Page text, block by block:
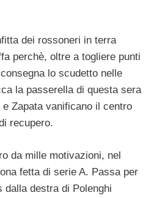
dei rossoneri in terra
perchè, oltre a togliere punti
lo scudetto nelle
la passerella di questa sera
e Zapata vanificano il centro
recupero.
da mille motivazioni, nel
fetta di serie A. Passa per
destra di Polenghi